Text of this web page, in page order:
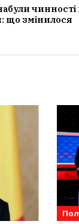
чинності
що змінилося